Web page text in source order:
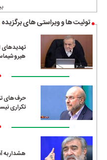
توئیت ها و ویراستی های برگزیده
تهدیدهای
حرف‌های
تکراری
هشدار به